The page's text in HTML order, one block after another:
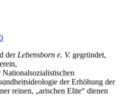
der Lebensborn e. V. gegründet,
der Erhöhung der
reinen, „arischen Elite“ dienen